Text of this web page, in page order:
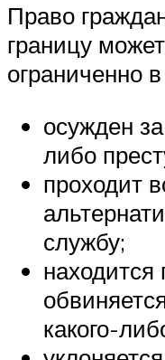
Право
границу
ограниченно
осужден
либо
проходит
службу;
какого-